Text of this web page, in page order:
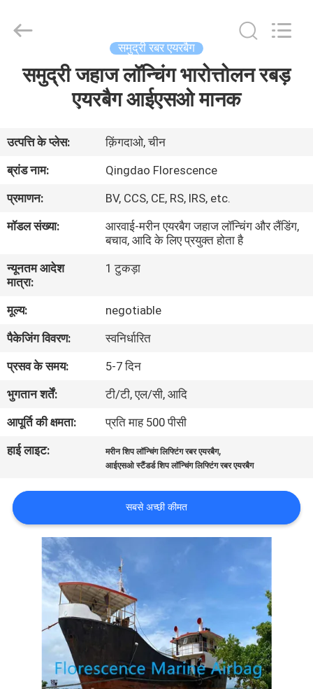
वीडियो
हमारे
बारे
में
कारखाना
भ्रमण
गुणवत्ता
नियंत्रण
संपर्क
समाचार
मामलों
साइटमैप
PRIVACY
POLICY
Supply
Reserved.
समुद्री रबर एयरबैग
समुद्री जहाज लॉन्चिंग भारोत्तोलन रबड़
एयरबैग आईएसओ मानक
उत्पत्ति के प्लेस:
क़िंगदाओ, चीन
ब्रांड नाम:
Qingdao Florescence
प्रमाणन:
BV, CCS, CE, RS, IRS, etc.
मॉडल संख्या:
आरवाई-मरीन एयरबैग जहाज लॉन्चिंग और लैंडिंग,
बचाव, आदि के लिए प्रयुक्त होता है
न्यूनतम आदेश
मात्रा:
1 टुकड़ा
मूल्य:
negotiable
पैकेजिंग विवरण:
स्वनिर्धारित
प्रसव के समय:
5-7 दिन
भुगतान शर्तें:
टी/टी, एल/सी, आदि
आपूर्ति की क्षमता:
प्रति माह 500 पीसी
हाई लाइट:
मरीन शिप लॉन्चिंग लिफ्टिंग रबर एयरबैग,
आईएसओ स्टैंडर्ड शिप लॉन्चिंग लिफ्टिंग रबर एयरबैग
सबसे अच्छी कीमत